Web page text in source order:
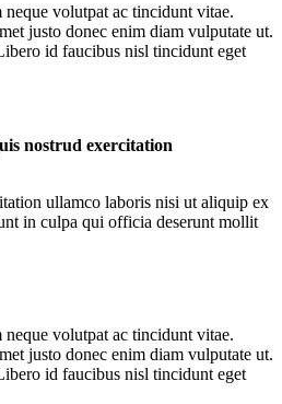
volutpat ac tincidunt vitae.
justo donec enim diam vulputate ut.
id faucibus nisl tincidunt eget
nostrud exercitation
ullamco laboris nisi ut aliquip ex
in culpa qui officia deserunt mollit
volutpat ac tincidunt vitae.
justo donec enim diam vulputate ut.
id faucibus nisl tincidunt eget